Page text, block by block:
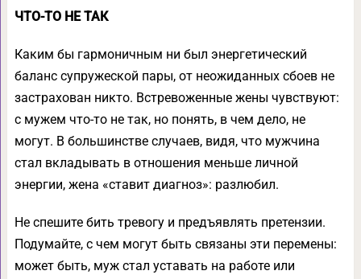
ЧТО-ТО НЕ ТАК
Каким бы гармоничным ни был энергетический
баланс супружеской пары, от неожиданных сбоев не
застрахован никто. Встревоженные жены чувствуют:
с мужем что-то не так, но понять, в чем дело, не
могут. В большинстве случаев, видя, что мужчина
стал вкладывать в отношения меньше личной
энергии, жена «ставит диагноз»: разлюбил.
Не спешите бить тревогу и предъявлять претензии.
Подумайте, с чем могут быть связаны эти перемены:
может быть, муж стал уставать на работе или